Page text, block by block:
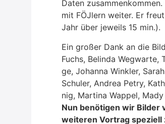
Daten
mit FÖJ­lern wei­ter. Er
Jahr über jeweils 15 min.).
Ein gro­ßer Dank an die
Fuchs, Belin­da Weg­war­te,
ge, Johan­na Wink­ler,
Schul­er, Andrea Petry,
nig, Mar­ti­na Wap­pel,
Nun benö­ti­gen wir Bil­der
wei­te­ren Vor­trag